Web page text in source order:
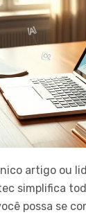
artigo ou
simplifica
possa se